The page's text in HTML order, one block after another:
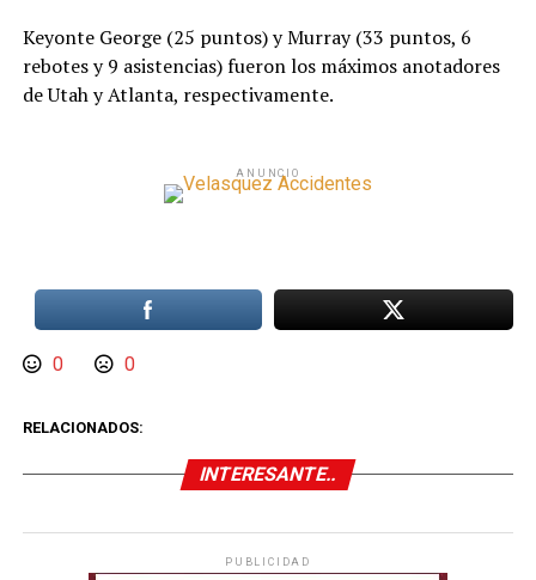
Keyonte George (25 puntos) y Murray (33 puntos, 6
rebotes y 9 asistencias) fueron los máximos anotadores
de Utah y Atlanta, respectivamente.
ANUNCIO
0 0
RELACIONADOS:
INTERESANTE..
PUBLICIDAD